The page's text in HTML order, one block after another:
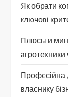
Як обрати
ключові
Плюсы и
агротехники
Професійна
власнику